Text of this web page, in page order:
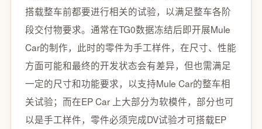
搭载整车前都要进行相关的试验，以满足整车各阶
段交付物要求。通常在TG0数据冻结后即开展Mule
Car的制作，此时的零件为手工样件，在尺寸、性能
方面可能和最终的开发状态会有差异，但也需满足
一定的尺寸和功能要求，以支持Mule Car的整车相
关试验；而在EP Car 上大部分为软模件，部分也可
以是手工样件，零件必须完成DV试验才可搭载EP